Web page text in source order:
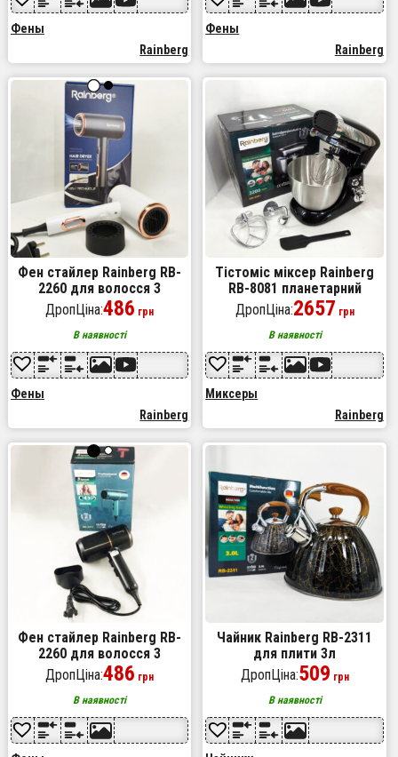
Фены
Rainberg
Фены
Rainberg
Фен стайлер Rainberg RB-
2260 для волосся 3
швидкості 3 режими
температури іонізація
1500Вт White
ДропЦіна:486 грн
В наявності
Фены
Rainberg
Тістоміс міксер Rainberg
RB-8081 планетарний
кухонний комбайн 3200Вт,
кухонний комбайн
ДропЦіна:2657 грн
В наявності
Миксеры
Rainberg
Фен стайлер Rainberg RB-
2260 для волосся 3
швидкості 3 режими
температури Іонізація
1500Вт Black
ДропЦіна:486 грн
В наявності
Чайник Rainberg RB-2311
для плити 3л
ДропЦіна:509 грн
В наявності